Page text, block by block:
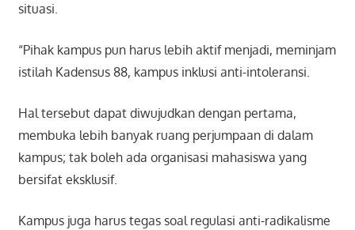
situasi.
“Pihak kampus pun harus lebih aktif menjadi, meminjam
istilah Kadensus 88, kampus inklusi anti-intoleransi.
Hal tersebut dapat diwujudkan dengan pertama,
membuka lebih banyak ruang perjumpaan di dalam
kampus; tak boleh ada organisasi mahasiswa yang
bersifat eksklusif.
Kampus juga harus tegas soal regulasi anti-radikalisme